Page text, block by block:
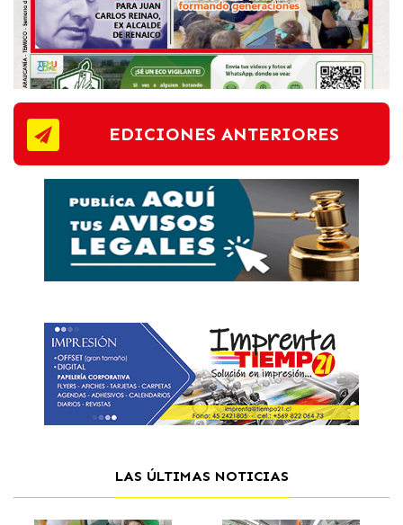
EDICIONES ANTERIORES
LAS ÚLTIMAS NOTICIAS